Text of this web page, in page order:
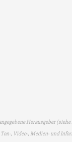
Herausgeber
, Video-, Medien- und